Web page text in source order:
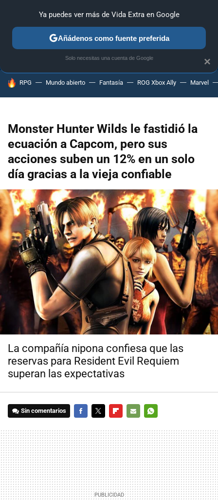
ANÁLISIS GUÍAS Y TRUCOS PC SONY NINTENDO
HOY SE HABLA DE
RPG Mundo abierto Fantasía ROG Xbox Ally Marvel
Monster Hunter Wilds le fastidió la
ecuación a Capcom, pero sus
acciones suben un 12% en un solo
día gracias a la vieja confiable
La compañía nipona confiesa que las
reservas para Resident Evil Requiem
superan las expectativas
Sin comentarios
MAIL
×
Ya puedes ver más de Vida Extra en Google
Añádenos como fuente preferida
Solo necesitas una cuenta de Google